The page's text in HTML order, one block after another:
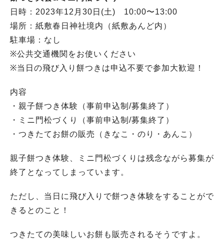
日時：2023年12月30日(土) 10:00〜13:00
場所：紙敷春日神社境内（紙敷あんど内）
駐車場：なし
※公共交通機関をお使いください
※当日の飛び入り餅つきは申込不要で参加大歓迎！
内容
・親子餅つき体験（事前申込制/募集終了）
・ミニ門松づくり（事前申込制/募集終了）
・つきたてお餅の販売（きなこ・のり・あんこ）
親子餅つき体験、ミニ門松づくりは残念ながら募集が
終了となってしまっています。
ただし、当日に飛び入りで餅つき体験をすることがで
きるとのこと！
つきたての美味しいお餅も販売されるそうですよ。